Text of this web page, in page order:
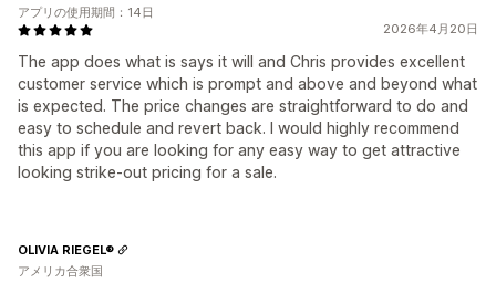
2026年4月20日
The app does what is says it will and Chris provides excellent
customer service which is prompt and above and beyond what
is expected. The price changes are straightforward to do and
easy to schedule and revert back. I would highly recommend
this app if you are looking for any easy way to get attractive
looking strike-out pricing for a sale.
アプリの使用期間：14日
OLIVIA RIEGEL®
アメリカ合衆国